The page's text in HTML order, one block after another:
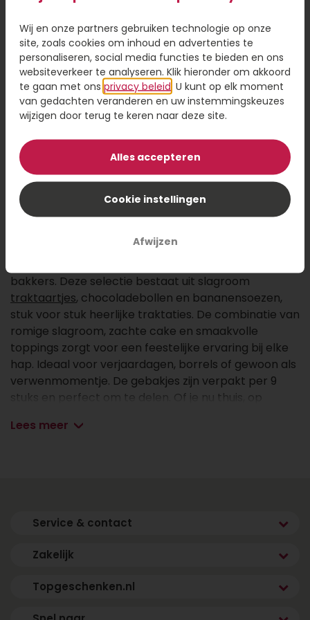
Kaartje toevoegen
Voeg een kaart toe met jouw persoonlijke tekst
1,95
Voeg toe aan winkelwagen
Omschrijving
Een perfecte mix van de lekkerste
bakkers. Deze selectie bestaat uit slagroom
traktaartjes, chocoladebollen en bananensoezen,
stuk voor stuk heerlijke traktaties. De combinatie van
romige slagroom, zachte cake en smaakvolle
toppings zorgt voor een feestelijke ervaring bij elke
hap. Ideaal voor verjaardagen, borrels of gewoon als
verwenmomentje. De gebakjes zijn verpakt per 9
stuks en perfect om te delen. Of je nu thuis, op
elk moment compleet!
gekoeld bezorgd binnen jouw gekozen tijdsvenster
(m.u.v. zondag)
Afmetingen & aantal personen
Lees meer
Service & contact
Zakelijk
Topgeschenken.nl
Wij en onze partners gebruiken technologie op onze
site, zoals cookies om inhoud en advertenties te
personaliseren, social media functies te bieden en ons
websiteverkeer te analyseren. Klik hieronder om akkoord
te gaan met ons privacy beleid . U kunt op elk moment
van gedachten veranderen en uw instemmingskeuzes
wijzigen door terug te keren naar deze site.
Alles accepteren
Cookie instellingen
Afwijzen